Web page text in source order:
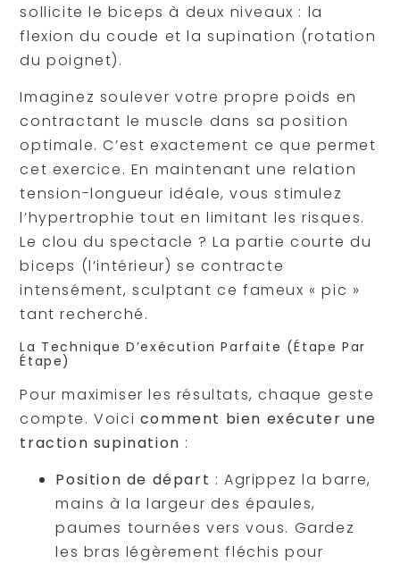
sollicite le biceps à deux niveaux : la
flexion du coude et la supination (rotation
du poignet).
Imaginez soulever votre propre poids en
contractant le muscle dans sa position
optimale. C’est exactement ce que permet
cet exercice. En maintenant une relation
tension-longueur idéale, vous stimulez
l’hypertrophie tout en limitant les risques.
Le clou du spectacle ? La partie courte du
biceps (l’intérieur) se contracte
intensément, sculptant ce fameux « pic »
tant recherché.
La Technique D’exécution Parfaite (étape Par
Étape)
Pour maximiser les résultats, chaque geste
compte. Voici comment bien exécuter une
traction supination :
Position de départ : Agrippez la barre,
mains à la largeur des épaules,
paumes tournées vers vous. Gardez
les bras légèrement fléchis pour